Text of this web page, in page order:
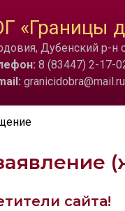
ИЗОБРАЖЕНИЯ
Скрыть Ч/б
«Границы
Дубенский р-н
8 (83447) 2-17-
granicidobra@mail.ru
сайта!